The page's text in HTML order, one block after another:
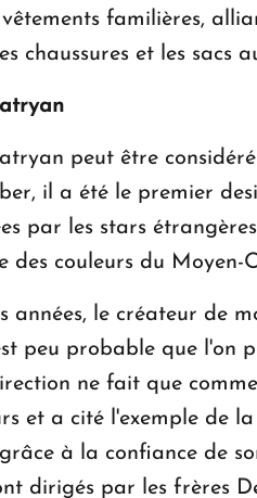
vêtements familières,
chaussures et les
peut être
il a été le premier
par les stars
des couleurs du
années, le créateur de
peu probable que l'on
ne fait que
et a cité l'exemple de
à la confiance de
dirigés par les frères